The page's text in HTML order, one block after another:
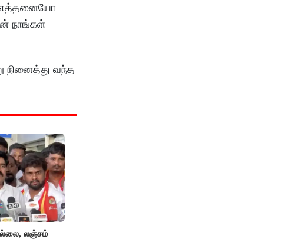
எத்தனையோ
நாங்கள்
நினைத்து வந்த
லஞ்சம்